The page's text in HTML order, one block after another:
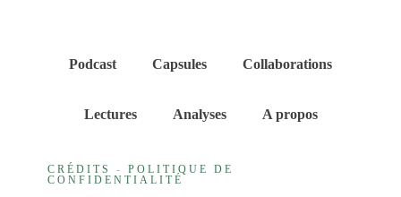
Podcast Capsules Collaborations
Lectures Analyses A propos
CRÉDITS -POLITIQUE DE
CONFIDENTIALITÉ